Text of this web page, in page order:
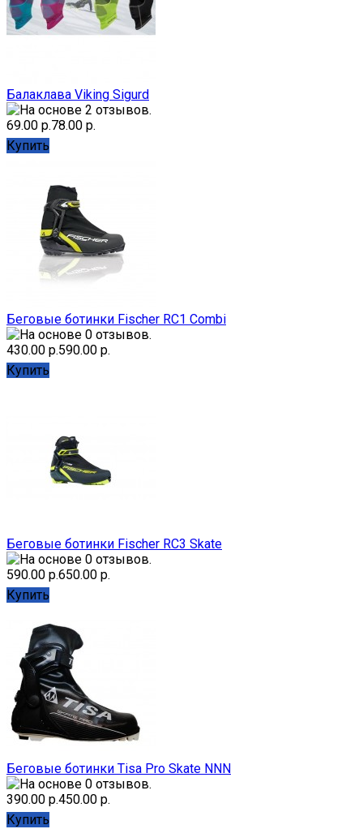
Балаклава Viking Sigurd
69.00 р.78.00 р.
Купить
Беговые ботинки Fischer RC1 Combi
430.00 р.590.00 р.
Купить
Беговые ботинки Fischer RC3 Skate
590.00 р.650.00 р.
Купить
Беговые ботинки Tisa Pro Skate NNN
390.00 р.450.00 р.
Купить